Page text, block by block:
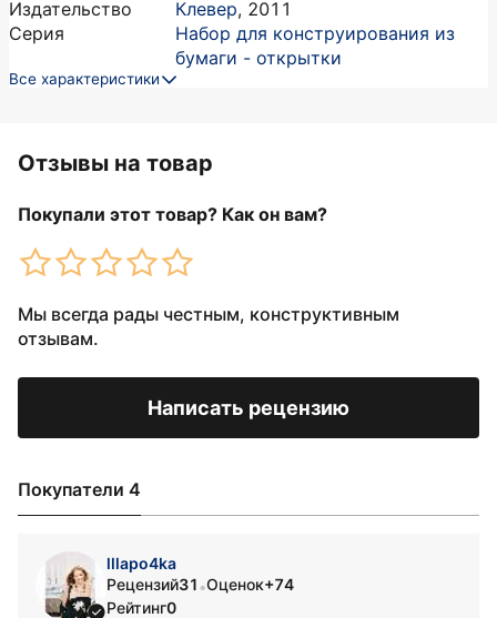
Издательство Клевер, 2011
Серия
Набор для конструирования из
бумаги - открытки
Все характеристики
Отзывы на товар
Покупали этот товар? Как он вам?
Мы всегда рады честным, конструктивным
отзывам.
Написать рецензию
Покупатели 4
lllapo4ka
Рецензий31 •Оценок+74
Рейтинг0